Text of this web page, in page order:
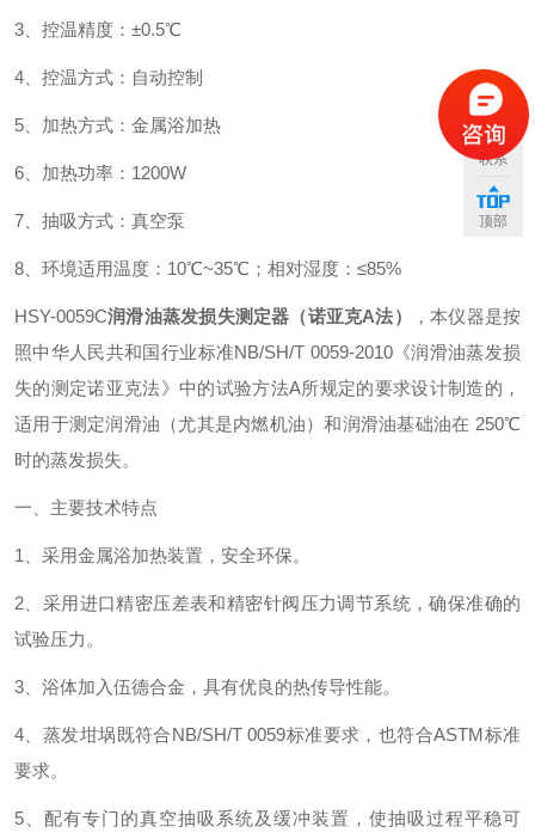
3、控温精度：±0.5℃
4、控温方式：自动控制
5、加热方式：金属浴加热
6、加热功率：1200W
7、抽吸方式：真空泵
8、环境适用温度：10℃~35℃； 相对湿度：≤85%
HSY-0059C润滑油蒸发损失测定器（诺亚克A法）
，本仪器是按
照中华人民共和国行业标准NB/SH/T 0059-2010《润滑油蒸发损
失的测定诺亚克法》中的试验方法A所规定的要求设计制造的，
适用于测定润滑油（尤其是内燃机油）和润滑油基础油在 250℃
时的蒸发损失。
一、主要技术特点
1、采用金属浴加热装置，安全环保。
2、采用进口精密压差表和精密针阀压力调节系统，确保准确的
试验压力。
3、浴体加入伍德合金，具有优良的热传导性能。
4、蒸发坩埚既符合NB/SH/T 0059标准要求，也符合ASTM标准
要求。
5、配有专门的真空抽吸系统及缓冲装置，使抽吸过程平稳可
联系
顶部